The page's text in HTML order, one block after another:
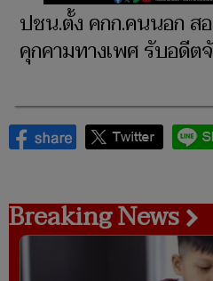
ปชน.ตั้ง คกก.คนนอก ส
คุกคามทางเพศ รับอดีต
Breaking News